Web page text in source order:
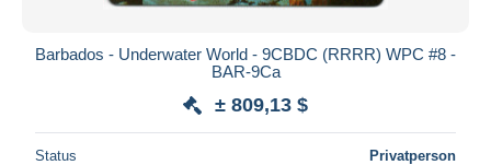
Barbados - Underwater World - 9CBDC (RRRR) WPC #8 -
BAR-9Ca
± 809,13 $
Status Privatperson